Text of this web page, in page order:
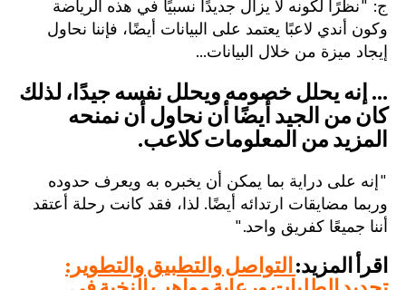
ج: "نظرًا لكونه لا يزال جديدًا نسبيًا في هذه الرياضة
وكون أندي لاعبًا يعتمد على البيانات أيضًا، فإننا نحاول
إيجاد ميزة من خلال البيانات...
... إنه يحلل خصومه ويحلل نفسه جيدًا، لذلك
كان من الجيد أيضًا أن نحاول أن نمنحه
المزيد من المعلومات كلاعب.
"إنه على دراية بما يمكن أن يخبره به ويعرف حدوده
وربما مضايقات ارتدائه أيضًا. لذا، فقد كانت رحلة أعتقد
أننا جميعًا كفريق واحد."
اقرأ المزيد: التواصل والتطبيق والتطوير: